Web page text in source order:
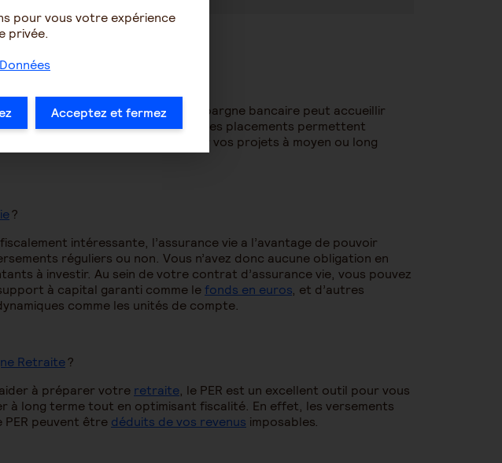
votre épargne ?
réglementée ou un compte d’épargne bancaire peut accueillir
précaution à court terme. D’autres placements permettent
marchés financiers, pour préparer vos projets à moyen ou long
?
intéressante, l’assurance vie a l’avantage de pouvoir
réguliers ou non. Vous n’avez donc aucune obligation en
à investir. Au sein de votre contrat d’assurance vie, vous pouvez
à capital garanti comme lefonds en euros, et d’autres
comme les unités de compte.
Retraite?
à préparer votre retraite, le PER est un excellent outil pour vous
à long terme tout en optimisant fiscalité. En effet, les versements
peuvent être déduits de vos revenus imposables.
pour vous votre expérience
privée.
Acceptez et fermez